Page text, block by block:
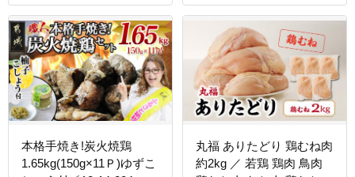
本格手焼き!炭火焼鶏
1.65kg(150g×11Ｐ)ゆずこ
丸福 ありたどり 鶏むね肉
約2kg ／ 若鶏 鶏肉 鳥肉